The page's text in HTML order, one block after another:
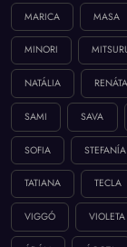
MARICA MASA
MINORI
NATÁLIA RENÁTA
SAMI SAVA
SOFIA STEFANÍA
TATIANA TECLA
VIGGÓ VIOLETA